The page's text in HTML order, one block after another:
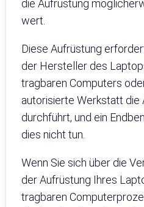
die Aufrüstung
wert.
Diese Aufrüstung
der Hersteller des
tragbaren Computers
autorisierte Werkstatt die
durchführt, und ein
dies nicht tun.
Wenn Sie sich über die
der Aufrüstung Ihres
tragbaren